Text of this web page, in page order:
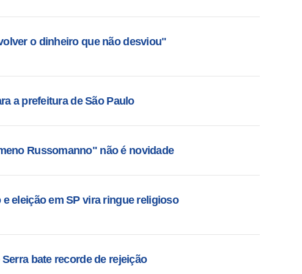
o dinheiro que não desviou"
a prefeitura de São Paulo
Russomanno" não é novidade
eleição em SP vira ringue religioso
bate recorde de rejeição